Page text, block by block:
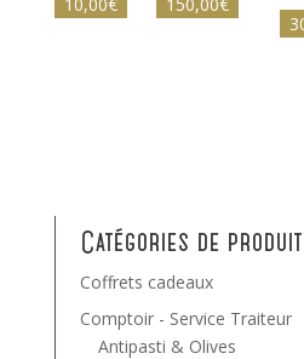
Catégories de
Coffrets cadeaux
Comptoir - Service Traiteur
Antipasti & Olives